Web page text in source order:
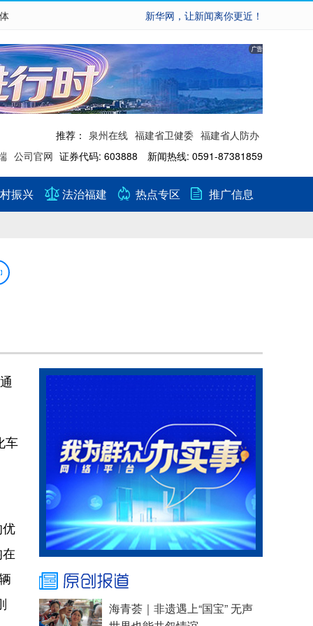
新华网，让新闻离你更近！
推荐： 泉州在线 福建省卫健委 福建省人防办
公司官网 证券代码: 603888 新闻热线: 0591-87381859
振兴 法治福建 热点专区 推广信息
车